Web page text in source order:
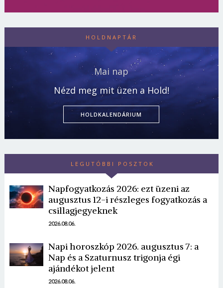
HOLDNAPTÁR
Mai nap
Nézd meg mit üzen a Hold!
HOLDKALENDÁRIUM
LEGUTÓBBI POSZTOK
Napfogyatkozás 2026: ezt üzeni az
augusztus 12-i részleges fogyatkozás a
csillagjegyeknek
2026.08.06.
Napi horoszkóp 2026. augusztus 7: a
Nap és a Szaturnusz trigonja égi
ajándékot jelent
2026.08.06.
Borsonline bejelentkezés